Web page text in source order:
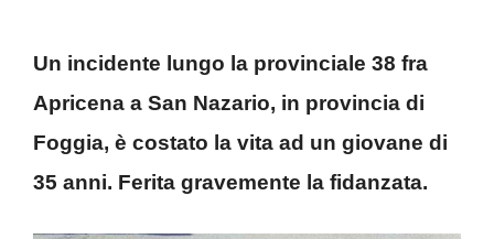
Un incidente lungo la provinciale 38 fra
Apricena a San Nazario, in provincia di
Foggia, è costato la vita ad un giovane di
35 anni. Ferita gravemente la fidanzata.